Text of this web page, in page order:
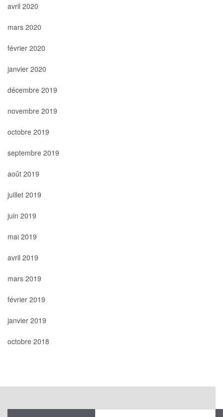
avril 2020
mars 2020
février 2020
janvier 2020
décembre 2019
novembre 2019
octobre 2019
septembre 2019
août 2019
juillet 2019
juin 2019
mai 2019
avril 2019
mars 2019
février 2019
janvier 2019
octobre 2018